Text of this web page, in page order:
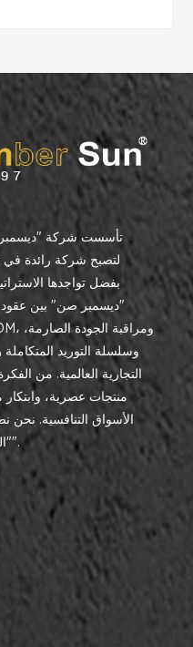
لتصبح شركة رائدة في
بفضل تواجدها
"ديسمبر صن" بين عقود
وسلسلة التوريد
التجارية العالمية. من
منتجات عصرية، وابتكار
الأسواق التنافسية. نحن
"التصنيع الأخلاقي والجودة غير المساومة".